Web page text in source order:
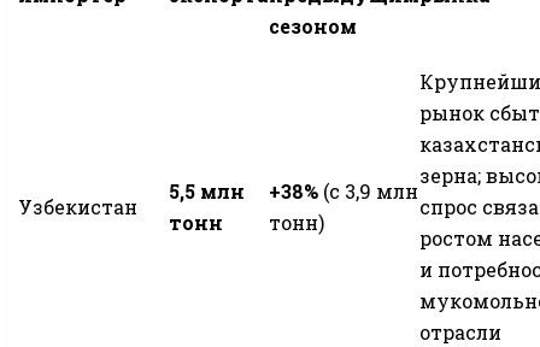
сезоном
Узбекистан
5,5 млн
тонн
+38% (с 3,9 млн
тонн)
рынок
зерна;
спрос
ростом
и
отрасли